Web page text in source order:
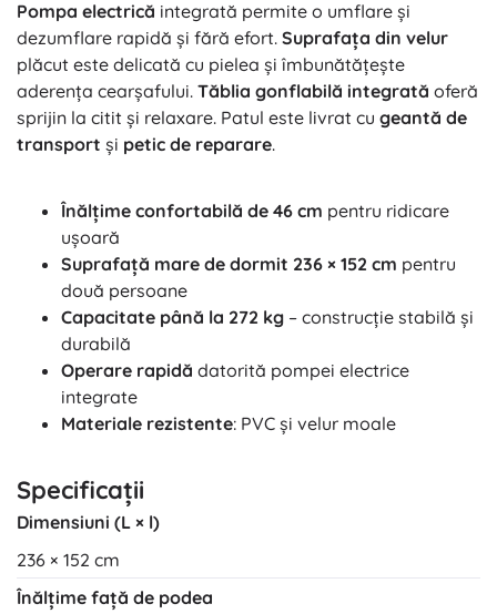
Pompa electrică integrată permite o umflare și
dezumflare rapidă și fără efort. Suprafața din velur
plăcut este delicată cu pielea și îmbunătățește
aderența cearșafului. Tăblia gonflabilă integrată oferă
sprijin la citit și relaxare. Patul este livrat cu geantă de
transport și petic de reparare.
Înălțime confortabilă de 46 cm pentru ridicare
ușoară
Suprafață mare de dormit 236 × 152 cm pentru
două persoane
Capacitate până la 272 kg – construcție stabilă și
durabilă
Operare rapidă datorită pompei electrice
integrate
Materiale rezistente: PVC și velur moale
Specificații
Dimensiuni (L × l)
236 × 152 cm
Înălțime față de podea